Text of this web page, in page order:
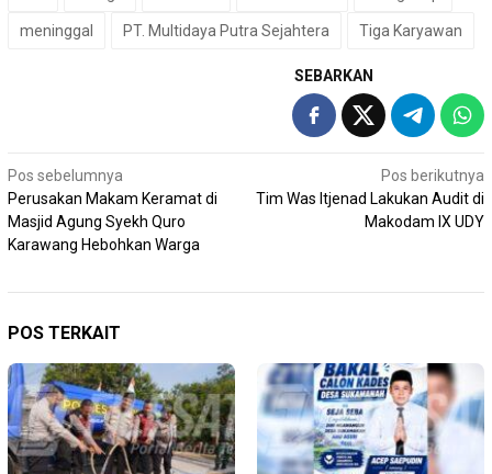
meninggal PT. Multidaya Putra Sejahtera Tiga Karyawan
SEBARKAN
Navigasi
pos
Pos sebelumnya
Perusakan Makam Keramat di
Masjid Agung Syekh Quro
Karawang Hebohkan Warga
Pos berikutnya
Tim Was Itjenad Lakukan Audit di
Makodam IX UDY
POS TERKAIT